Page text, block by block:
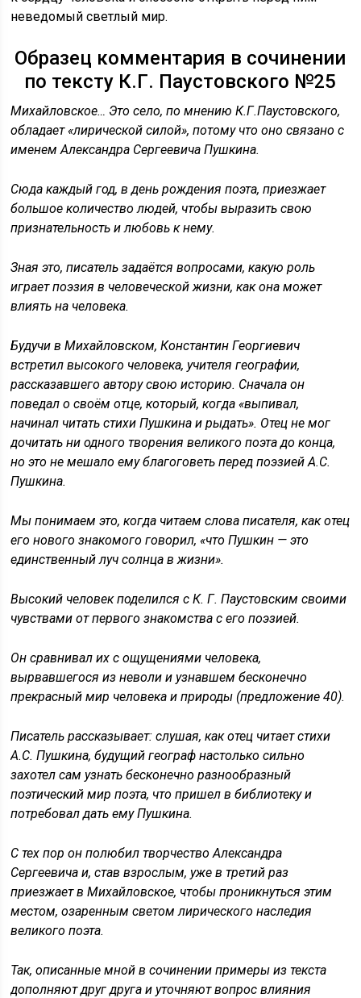
неведомый светлый мир.
Образец комментария в сочинении
по тексту К.Г. Паустовского №25
Михайловское… Это село, по мнению К.Г.Паустовского,
обладает «лирической силой», потому что оно связано с
именем Александра Сергеевича Пушкина.
Сюда каждый год, в день рождения поэта, приезжает
большое количество людей, чтобы выразить свою
признательность и любовь к нему.
Зная это, писатель задаётся вопросами, какую роль
играет поэзия в человеческой жизни, как она может
влиять на человека.
Будучи в Михайловском, Константин Георгиевич
встретил высокого человека, учителя географии,
рассказавшего автору свою историю. Сначала он
поведал о своём отце, который, когда «выпивал,
начинал читать стихи Пушкина и рыдать». Отец не мог
дочитать ни одного творения великого поэта до конца,
но это не мешало ему благоговеть перед поэзией А.С.
Пушкина.
Мы понимаем это, когда читаем слова писателя, как отец
его нового знакомого говорил, «что Пушкин — это
единственный луч солнца в жизни».
Высокий человек поделился с К. Г. Паустовским своими
чувствами от первого знакомства с его поэзией.
Он сравнивал их с ощущениями человека,
вырвавшегося из неволи и узнавшем бесконечно
прекрасный мир человека и природы (предложение 40).
Писатель рассказывает: слушая, как отец читает стихи
А.С. Пушкина, будущий географ настолько сильно
захотел сам узнать бесконечно разнообразный
поэтический мир поэта, что пришел в библиотеку и
потребовал дать ему Пушкина.
С тех пор он полюбил творчество Александра
Сергеевича и, став взрослым, уже в третий раз
приезжает в Михайловское, чтобы проникнуться этим
местом, озаренным светом лирического наследия
великого поэта.
Так, описанные мной в сочинении примеры из текста
дополняют друг друга и уточняют вопрос влияния